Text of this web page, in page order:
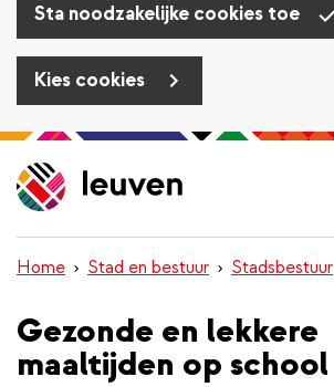
Sta noodzakelijke cookies toe
Kies cookies
Overslaan
en
naar
inhoud
gaan
Home Stad en bestuur Stadsbestuur
Gezonde en lekkere
maaltijden op school